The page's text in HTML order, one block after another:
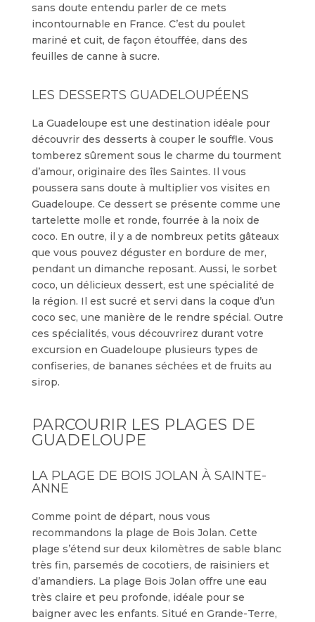
sans doute entendu parler de ce mets
incontournable en France. C’est du poulet
mariné et cuit, de façon étouffée, dans des
feuilles de canne à sucre.
LES DESSERTS GUADELOUPÉENS
La Guadeloupe est une destination idéale pour
découvrir des desserts à couper le souffle. Vous
tomberez sûrement sous le charme du tourment
d’amour, originaire des îles Saintes. Il vous
poussera sans doute à multiplier vos visites en
Guadeloupe. Ce dessert se présente comme une
tartelette molle et ronde, fourrée à la noix de
coco. En outre, il y a de nombreux petits gâteaux
que vous pouvez déguster en bordure de mer,
pendant un dimanche reposant. Aussi, le sorbet
coco, un délicieux dessert, est une spécialité de
la région. Il est sucré et servi dans la coque d’un
coco sec, une manière de le rendre spécial. Outre
ces spécialités, vous découvrirez durant votre
excursion en Guadeloupe plusieurs types de
confiseries, de bananes séchées et de fruits au
sirop.
PARCOURIR LES PLAGES DE
GUADELOUPE
LA PLAGE DE BOIS JOLAN À SAINTE-
ANNE
Comme point de départ, nous vous
recommandons la plage de Bois Jolan. Cette
plage s’étend sur deux kilomètres de sable blanc
très fin, parsemés de cocotiers, de raisiniers et
d’amandiers. La plage Bois Jolan offre une eau
très claire et peu profonde, idéale pour se
baigner avec les enfants. Situé en Grande-Terre,